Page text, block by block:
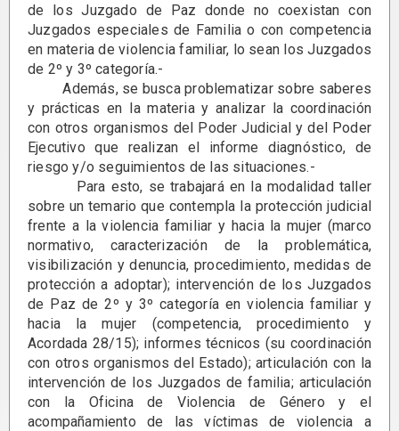
de los Juzgado de Paz donde no coexistan con
Juzgados especiales de Familia o con competencia
en materia de violencia familiar, lo sean los Juzgados
de 2º y 3º categoría.-
Además, se busca problematizar sobre saberes
y prácticas en la materia y analizar la coordinación
con otros organismos del Poder Judicial y del Poder
Ejecutivo que realizan el informe diagnóstico, de
riesgo y/o seguimientos de las situaciones.-
Para esto, se trabajará en la modalidad taller
sobre un temario que contempla la protección judicial
frente a la violencia familiar y hacia la mujer (marco
normativo, caracterización de la problemática,
visibilización y denuncia, procedimiento, medidas de
protección a adoptar); intervención de los Juzgados
de Paz de 2º y 3º categoría en violencia familiar y
hacia la mujer (competencia, procedimiento y
Acordada 28/15); informes técnicos (su coordinación
con otros organismos del Estado); articulación con la
intervención de los Juzgados de familia; articulación
con la Oficina de Violencia de Género y el
acompañamiento de las víctimas de violencia a